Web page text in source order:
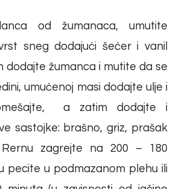
od žumanaca, umutite
sneg dodajući šećer i vanil
dodajte žumanca i mutite da se
umućenoj masi dodajte ulje i
a zatim dodajte i
sastojke: brašno, griz, prašak
zagrejte na 200 – 180
pecite u podmazanom plehu ili